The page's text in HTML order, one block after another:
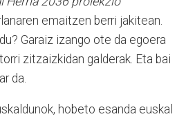
emaitzen berri jakitean.
Garaiz izango ote da egoera
zitzaizkidan galderak. Eta bai
da.
hobeto esanda euskal